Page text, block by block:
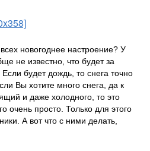
новогоднее настроение? У
не известно, что будет за
будет дождь, то снега точно
Вы хотите много снега, да к
и даже холодного, то это
очень просто. Только для этого
А вот что с ними делать,